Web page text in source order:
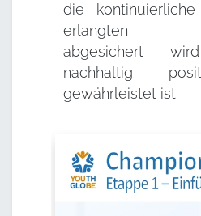
die
erlangten
abgesichert
nachhaltig
gewährleistet ist.